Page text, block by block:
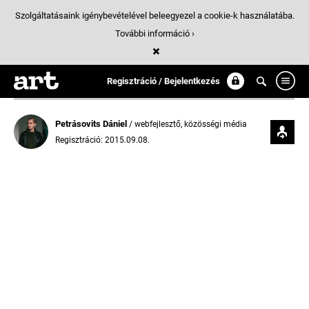
Regisztráció / Bejelentkezés
Petrásovits Dániel / webfejlesztő, közösségi média
Regisztráció: 2015.09.08.
Szolgáltatásaink igénybevételével beleegyezel a cookie-k használatába.
További információ ›